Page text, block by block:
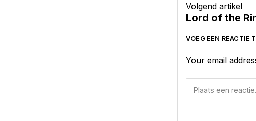
Volgend artikel
Lord of the
VOEG EEN REACTIE
Your email